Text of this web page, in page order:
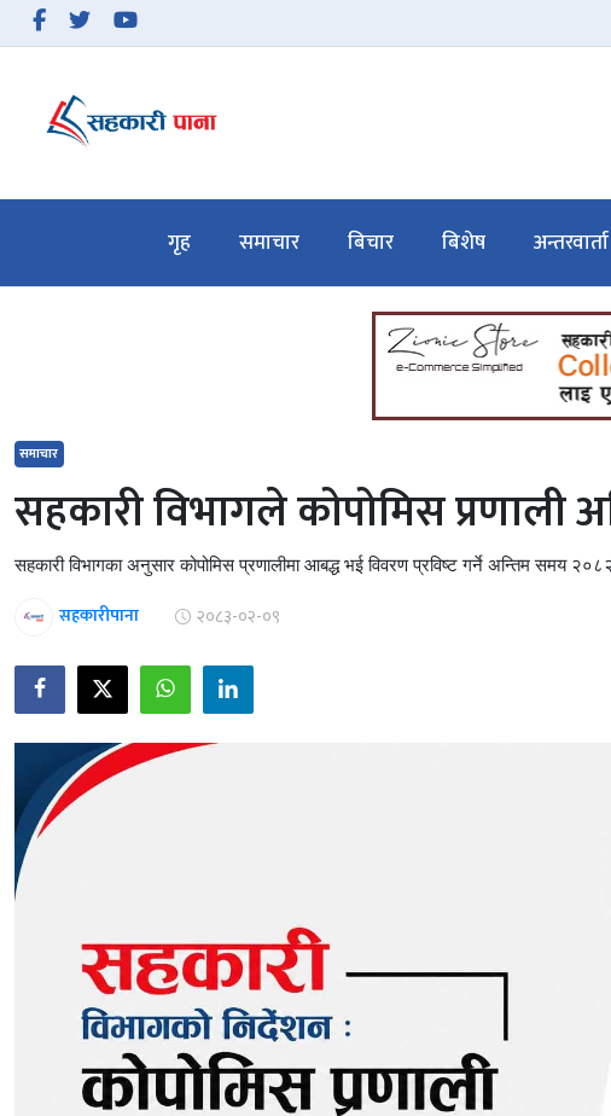
गृह समाचार बिचार बिशेष अन्तरवार्ता
बिचार
हाम्रो बारेमा
सम्पर्क
समाचार
सहकारी विभागले कोपोमिस प्रणाली
सहकारी विभागका अनुसार कोपोमिस प्रणालीमा आबद्ध भई विवरण प्रविष्ट गर्ने अन्तिम समय
सहकारीपाना २०८३-०२-०९